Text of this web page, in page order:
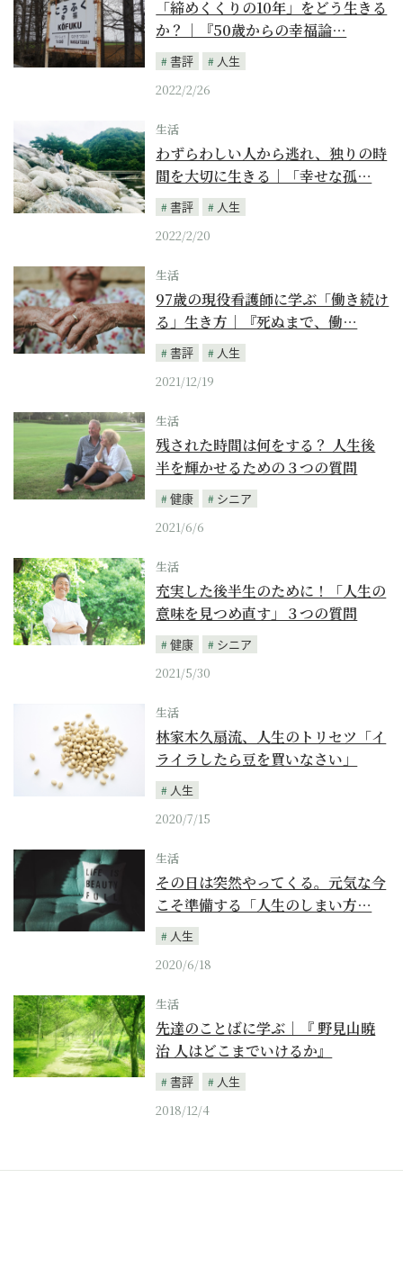
「締めくくりの10年」をどう生きる
か？｜『50歳からの幸福論…
書評
人生
2022/2/26
生活
わずらわしい人から逃れ、独りの時
間を大切に生きる｜「幸せな孤…
書評
人生
2022/2/20
生活
97歳の現役看護師に学ぶ「働き続け
る」生き方｜『死ぬまで、働…
書評
人生
2021/12/19
生活
残された時間は何をする？ 人生後
半を輝かせるための３つの質問
健康
シニア
2021/6/6
生活
充実した後半生のために！「人生の
意味を見つめ直す」３つの質問
健康
シニア
2021/5/30
生活
林家木久扇流、人生のトリセツ「イ
ライラしたら豆を買いなさい」
人生
2020/7/15
生活
その日は突然やってくる。元気な今
こそ準備する「人生のしまい方…
人生
2020/6/18
生活
先達のことばに学ぶ｜『 野見山暁
治 人はどこまでいけるか』
書評
人生
2018/12/4